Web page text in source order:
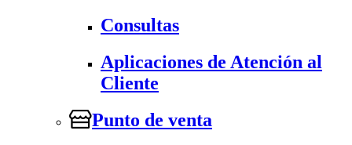
Consultas
Aplicaciones de Atención al
Cliente
Punto de venta